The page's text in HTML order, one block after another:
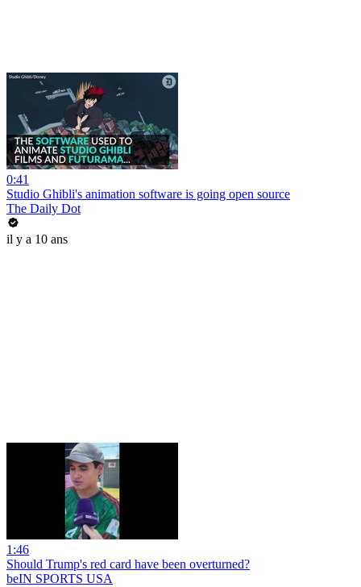
0:41
Studio Ghibli's animation software is going open source
The Daily Dot
il y a 10 ans
1:46
Should Trump's red card have been overturned?
beIN SPORTS USA